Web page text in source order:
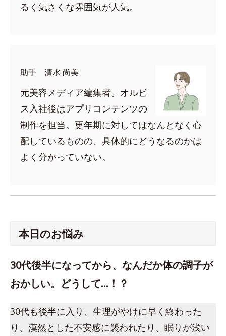
るく気さくな雰囲気が人気。
助手 清水 尚美
元美容メディア編集者。オルビ
ス入社後はアプリコンテンツの
制作を担当。更年期に対してはなんとなく心
配しているものの、具体的にどうなるのかは
よく分かっていない。
本日のお悩み
30代後半になってから、なんだか体の調子が
おかしい。どうして…！？
30代も後半に入り、生理がやけに早く終わった
り、漠然とした不安感に襲われたり、眠りが浅い